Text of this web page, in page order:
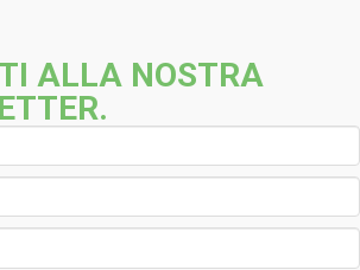
ALLA NOSTRA